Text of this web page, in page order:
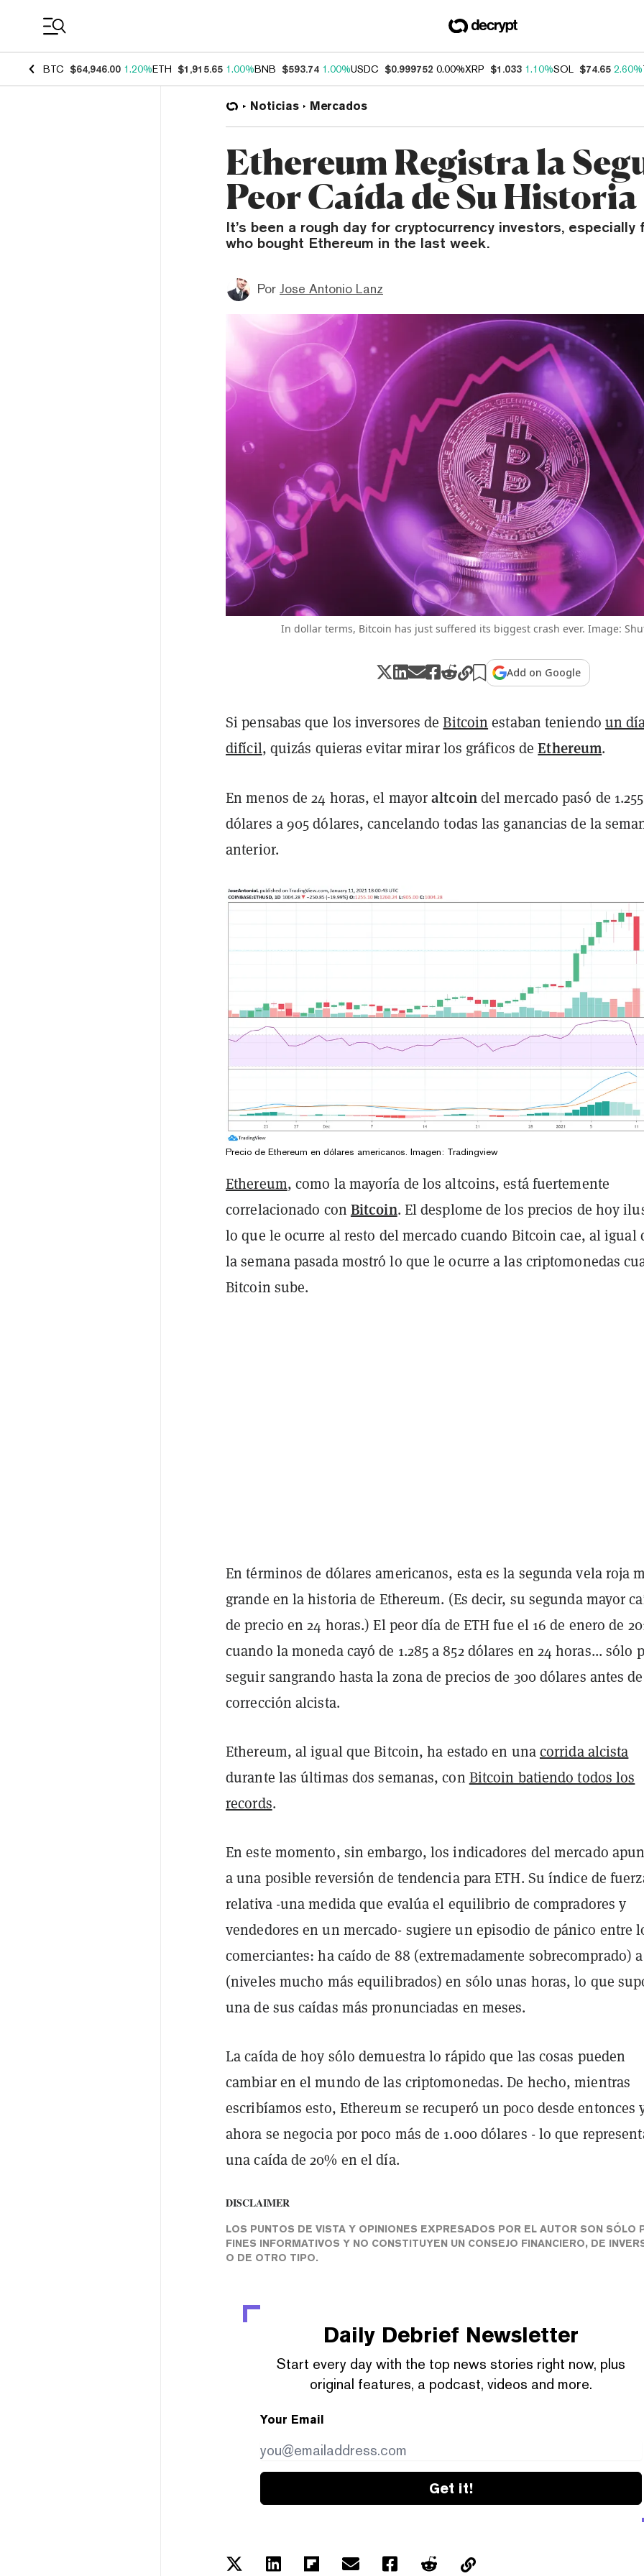
BTC $64,946.00 1.20%ETH $1,915.65 1.00%BNB $593.74 1.00%USDC $0.999752 0.00%XRP $1.033 1.10%SOL $74.65 2.60%
Noticias Mercados
Ethereum Registra la
Peor Caída de Su Historia
It’s been a rough day for cryptocurrency investors, especially
who bought Ethereum in the last week.
Por Jose Antonio Lanz
In dollar terms, Bitcoin has just suffered its biggest crash ever. Image:
Add on Google
Si pensabas que los inversores deBitcoin estaban teniendo un
difícil, quizás quieras evitar mirar los gráficos deEthereum.
En menos de 24 horas, el mayoraltcoindel mercado pasó de 1.255
dólares a 905 dólares, cancelando todas las ganancias de la
anterior.
Precio de Ethereum en dólares americanos. Imagen: Tradingview
Ethereum, como la mayoría de los altcoins, está fuertemente
correlacionado con Bitcoin. El desplome de los precios de hoy
lo que le ocurre al resto del mercado cuando Bitcoin cae, al igual
la semana pasada mostró lo que le ocurre a las criptomonedas
Bitcoin sube.
En términos de dólares americanos, esta es la segunda vela roja
grande en la historia de Ethereum. (Es decir, su segunda mayor
de precio en 24 horas.) El peor día de ETH fue el 16 de enero de
cuando la moneda cayó de 1.285 a 852 dólares en 24 horas... sólo
seguir sangrando hasta la zona de precios de 300 dólares antes
corrección alcista.
Ethereum, al igual que Bitcoin, ha estado en unacorrida alcista
durante las últimas dos semanas, con Bitcoin batiendo todos los
records.
En este momento, sin embargo, los indicadores del mercado
a una posible reversión de tendencia para ETH. Su índice de
relativa -una medida que evalúa el equilibrio de compradores y
vendedores en un mercado- sugiere un episodio de pánico entre
comerciantes: ha caído de 88 (extremadamente sobrecomprado)
(niveles mucho más equilibrados) en sólo unas horas, lo que
una de sus caídas más pronunciadas en meses.
La caída de hoy sólo demuestra lo rápido que las cosas pueden
cambiar en el mundo de las criptomonedas. De hecho, mientras
escribíamos esto, Ethereum se recuperó un poco desde entonces
ahora se negocia por poco más de 1.000 dólares - lo que
una caída de 20% en el día.
DISCLAIMER
LOS PUNTOS DE VISTA Y OPINIONES EXPRESADOS POR EL AUTOR SON SÓLO
FINES INFORMATIVOS Y NO CONSTITUYEN UN CONSEJO FINANCIERO, DE
O DE OTRO TIPO.
Daily Debrief Newsletter
Start every day with the top news stories right now, plus
original features, a podcast, videos and more.
Your Email
Get it!